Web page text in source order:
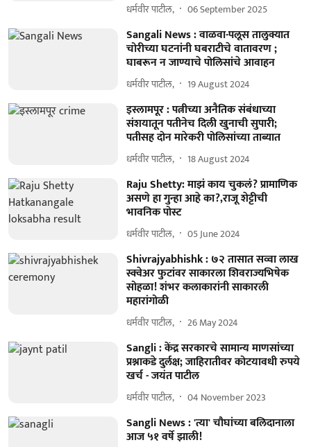
धर्मवीर पाटील, 06 September 2025
Sangali News : वाळवा-पलूस तालुक्यात
चोरीच्या घटनांनी घबराटीचे वातावरण ;
घाबरून न जाण्याचे पोलिसांचे आवाहन
धर्मवीर पाटील, 19 August 2024
इस्लामपूर : पत्नीच्या अनैतिक संबंधाच्या
संशयातून पतीनेच दिली खुनाची सुपारी;
पतीसह दोन मारेकरी पोलिसांच्या ताब्यात
धर्मवीर पाटील, 18 August 2024
Raju Shetty: माझं काय चुकलं? प्रामाणिक
असणे हा गुन्हा आहे का?,राजू शेट्टीची
भावनिक पोस्ट
धर्मवीर पाटील, 05 June 2024
Shivrajyabhishk : ७२ तासात सव्वा लाख
स्क्वेअर फुटांवर साकारला शिवराज्यभिषेक
सोहळा! शंभर कलाकारांनी साकारली
महारांगोळी
धर्मवीर पाटील, 26 May 2024
Sangli : केंद्र सरकारचे सामान्य माणसांच्या
प्रश्नाकडे दुर्लक्ष; जाहिरातीवर कोटयावधी रुपये
खर्च - जयंत पाटील
धर्मवीर पाटील, 04 November 2023
Sangli News : 'त्या' चौघांच्या बलिदानाला
आज ५१ वर्षे झाली!